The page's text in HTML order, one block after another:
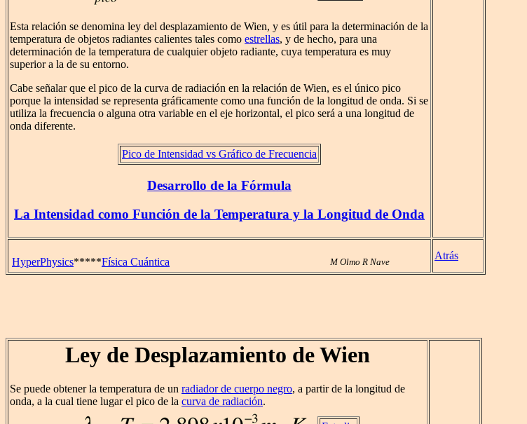
Esta relación se denomina ley del desplazamiento de Wien, y es útil para la determinación de la
temperatura de objetos radiantes calientes tales como estrellas, y de hecho, para una
determinación de la temperatura de cualquier objeto radiante, cuya temperatura es muy
superior a la de su entorno.
Cabe señalar que el pico de la curva de radiación en la relación de Wien, es el único pico
porque la intensidad se representa gráficamente como una función de la longitud de onda. Si se
utiliza la frecuencia o alguna otra variable en el eje horizontal, el pico será a una longitud de
onda diferente.
Pico de Intensidad vs Gráfico de Frecuencia
Desarrollo de la Fórmula
La Intensidad como Función de la Temperatura y la Longitud de Onda
HyperPhysics*****Física Cuántica M Olmo R Nave
Atrás
Ley de Desplazamiento de Wien
Se puede obtener la temperatura de un radiador de cuerpo negro, a partir de la longitud de
onda, a la cual tiene lugar el pico de la curva de radiación.